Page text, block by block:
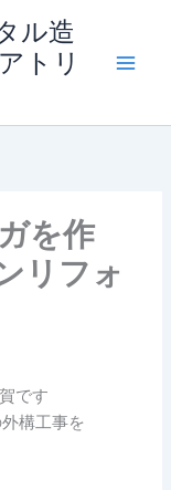
ル造
トリ
を作
リフォ
です
構工事を